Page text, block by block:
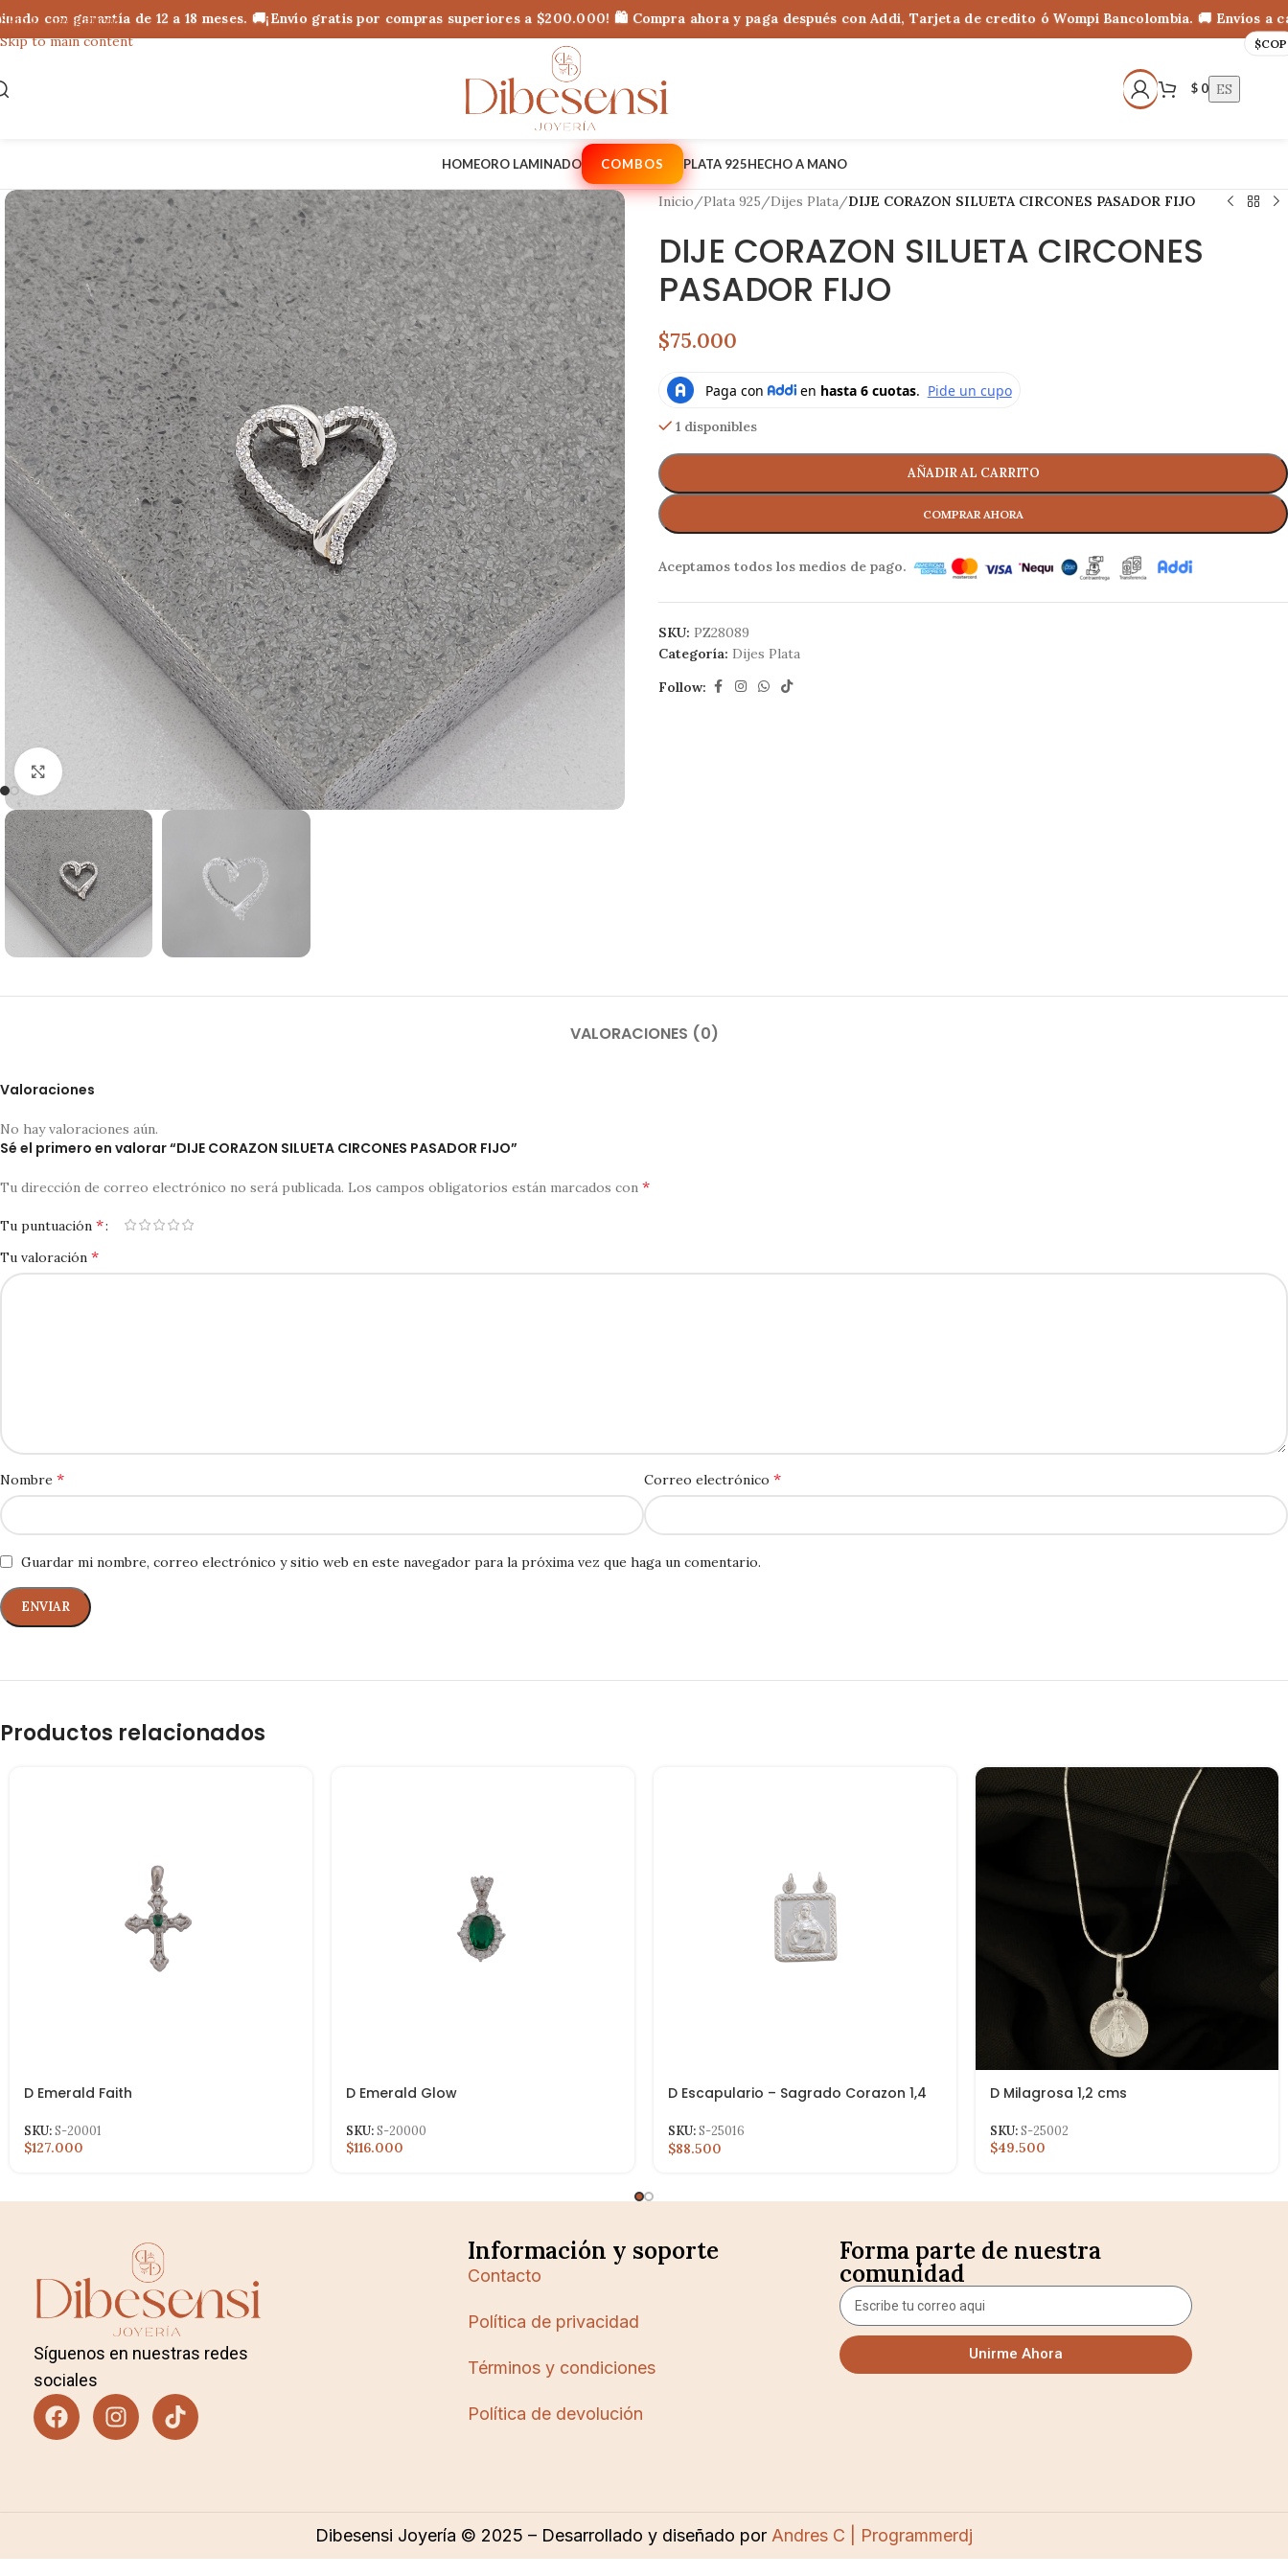
Skip to navigation
Skip to main content
con garantía de 12 a 18 meses. 🚚¡Envío gratis por compras superiores a $200.000! 🛍 Compra ahora y paga después con Addi, Tarjeta de credito ó Wompi Bancolombia. 🚚 Envíos a casi
$ 0 ES
$COP
HOMEORO LAMINADO COMBOS PLATA 925HECHO A MANO
Click to enlarge
Inicio/Plata 925/Dijes Plata/DIJE CORAZON SILUETA CIRCONES PASADOR FIJO
DIJE CORAZON SILUETA CIRCONES
PASADOR FIJO
$75.000
1 disponibles
AÑADIR AL CARRITO
Aceptamos todos los medios de pago.
SKU: PZ28089
Categoría: Dijes Plata
Follow:
VALORACIONES (0)
Valoraciones
No hay valoraciones aún.
Sé el primero en valorar “DIJE CORAZON SILUETA CIRCONES PASADOR FIJO”
Tu dirección de correo electrónico no será publicada. Los campos obligatorios están marcados con *
Tu puntuación *
Tu valoración *
Nombre * Correo electrónico *
Guardar mi nombre, correo electrónico y sitio web en este navegador para la próxima vez que haga un comentario.
Productos relacionados
D Emerald Faith
SKU:S-20001
$127.000
D Emerald Glow
SKU:S-20000
$116.000
D Escapulario – Sagrado Corazon 1,4
SKU:S-25016
$88.500
D Milagrosa 1,2 cms
SKU:S-25002
$49.500
Síguenos en nuestras redes
sociales
Información y soporte
Contacto
Política de privacidad
Términos y condiciones
Política de devolución
Forma parte de nuestra
comunidad
Unirme Ahora
Dibesensi Joyería © 2025 – Desarrollado y diseñado por Andres C | Programmerdj